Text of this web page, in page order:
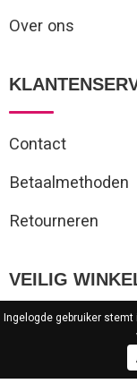
Over ons
Contact
Betaalmethoden
Retourneren
VEILIG
Algemene
Privacyverklaring
Ingelogde gebruiker